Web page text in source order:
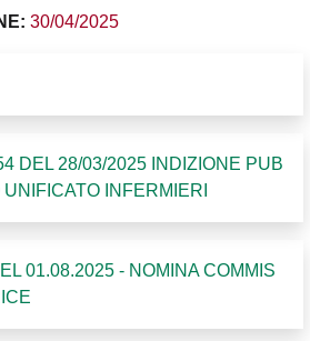
30/04/2025
DEL 28/03/2025 INDIZIONE PUB
INFERMIERI
01.08.2025 - NOMINA COMMIS